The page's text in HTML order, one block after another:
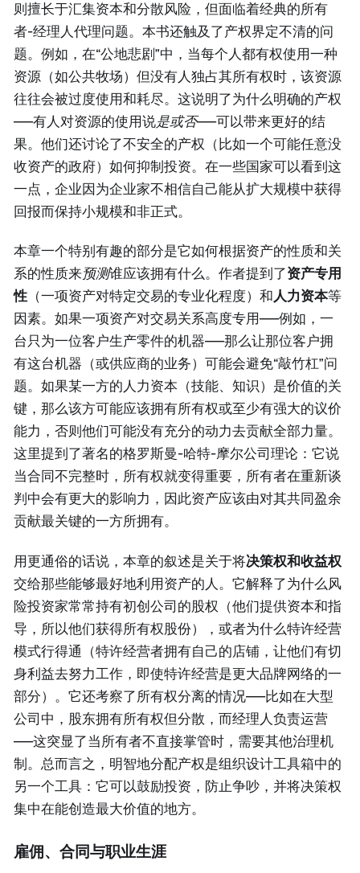
则擅长于汇集资本和分散风险，但面临着经典的所有
者-经理人代理问题。本书还触及了产权界定不清的问
题。例如，在“公地悲剧”中，当每个人都有权使用一种
资源（如公共牧场）但没有人独占其所有权时，该资源
往往会被过度使用和耗尽。这说明了为什么明确的产权
——有人对资源的使用说是或否——可以带来更好的结
果。他们还讨论了不安全的产权（比如一个可能任意没
收资产的政府）如何抑制投资。在一些国家可以看到这
一点，企业因为企业家不相信自己能从扩大规模中获得
回报而保持小规模和非正式。
本章一个特别有趣的部分是它如何根据资产的性质和关
系的性质来预测谁应该拥有什么。作者提到了资产专用
性 （一项资产对特定交易的专业化程度）和人力资本等
因素。如果一项资产对交易关系高度专用——例如，一
台只为一位客户生产零件的机器——那么让那位客户拥
有这台机器（或供应商的业务）可能会避免“敲竹杠”问
题。如果某一方的人力资本（技能、知识）是价值的关
键，那么该方可能应该拥有所有权或至少有强大的议价
能力，否则他们可能没有充分的动力去贡献全部力量。
这里提到了著名的格罗斯曼-哈特-摩尔公司理论：它说
当合同不完整时，所有权就变得重要，所有者在重新谈
判中会有更大的影响力，因此资产应该由对其共同盈余
贡献最关键的一方所拥有。
用更通俗的话说，本章的叙述是关于将决策权和收益权
交给那些能够最好地利用资产的人。它解释了为什么风
险投资家常常持有初创公司的股权（他们提供资本和指
导，所以他们获得所有权股份），或者为什么特许经营
模式行得通（特许经营者拥有自己的店铺，让他们有切
身利益去努力工作，即使特许经营是更大品牌网络的一
部分）。它还考察了所有权分离的情况——比如在大型
公司中，股东拥有所有权但分散，而经理人负责运营
——这突显了当所有者不直接掌管时，需要其他治理机
制。总而言之，明智地分配产权是组织设计工具箱中的
另一个工具：它可以鼓励投资，防止争吵，并将决策权
集中在能创造最大价值的地方。
雇佣、合同与职业生涯